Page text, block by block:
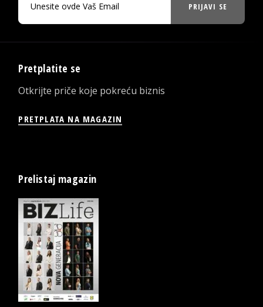
PRIJAVI SE
Pretplatite se
Otkrijte priče koje pokreću biznis
PRETPLATA NA MAGAZIN
Prelistaj magazin